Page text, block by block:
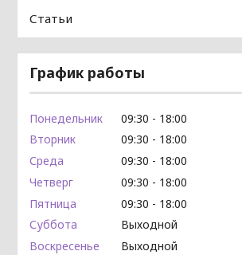
Статьи
График работы
Понедельник 09:30
18:00
Вторник
09:30
18:00
Среда
09:30
18:00
Четверг
09:30
18:00
Пятница
09:30
18:00
Суббота
Выходной
Воскресенье
Выходной